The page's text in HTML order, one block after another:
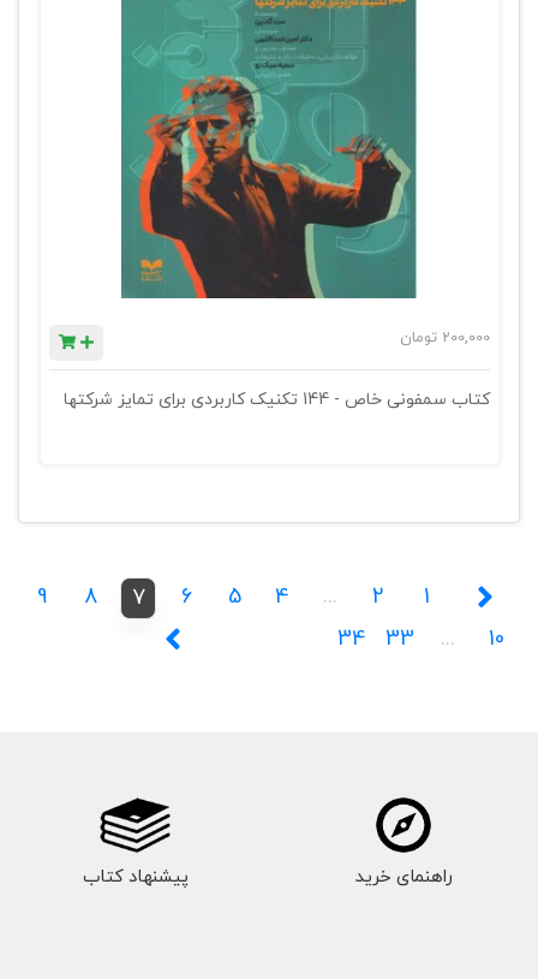
200,000 تومان
کتاب سمفونی خاص - 144 تکنیک کاربردی برای تمایز شرکتها
1
2
...
4
5
6
7
8
9
10
...
33
34
راهنمای خرید پیشنهاد کتاب